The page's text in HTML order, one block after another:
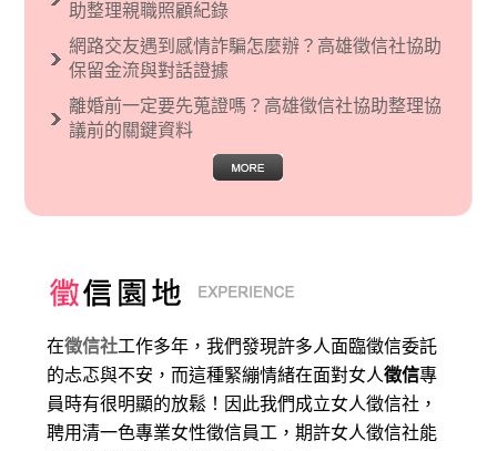
助整理親職照顧紀錄
網路交友遇到感情詐騙怎麼辦？高雄徵信社協助
保留金流與對話證據
離婚前一定要先蒐證嗎？高雄徵信社協助整理協
議前的關鍵資料
在徵信社工作多年，我們發現許多人面臨徵信委託
的忐忑與不安，而這種緊繃情緒在面對女人徵信專
員時有很明顯的放鬆！因此我們成立女人徵信社，
聘用清一色專業女性徵信員工，期許女人徵信社能